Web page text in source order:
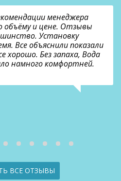
менеджера
объёму и цене. Отзывы
Установку
Все объяснили показали
хорошо. Без запаха, Вода
намного комфортней.
ВСЕ ОТЗЫВЫ